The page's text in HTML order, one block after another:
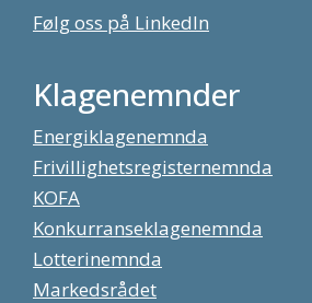
Følg oss på LinkedIn
Klagenemnder
Energiklagenemnda
Frivillighetsregisternemnda
KOFA
Konkurranseklagenemnda
Lotterinemnda
Markedsrådet